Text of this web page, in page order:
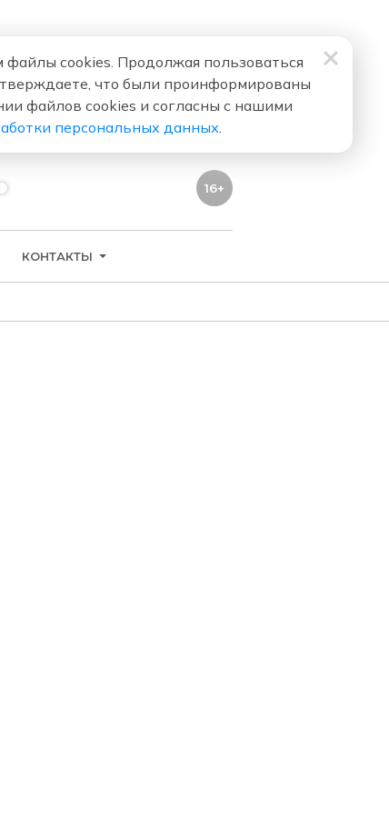
16+
КОНТАКТЫ
cookies. Продолжая пользоваться
что были проинформированы
файлов cookies и согласны с нашими
персональных данных.